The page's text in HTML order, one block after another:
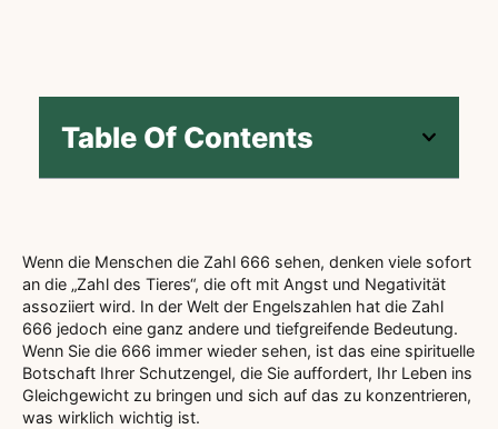
Table Of Contents
Wenn die Menschen die Zahl 666 sehen, denken viele sofort
an die „Zahl des Tieres“, die oft mit Angst und Negativität
assoziiert wird. In der Welt der Engelszahlen hat die Zahl
666 jedoch eine ganz andere und tiefgreifende Bedeutung.
Wenn Sie die 666 immer wieder sehen, ist das eine spirituelle
Botschaft Ihrer Schutzengel, die Sie auffordert, Ihr Leben ins
Gleichgewicht zu bringen und sich auf das zu konzentrieren,
was wirklich wichtig ist.